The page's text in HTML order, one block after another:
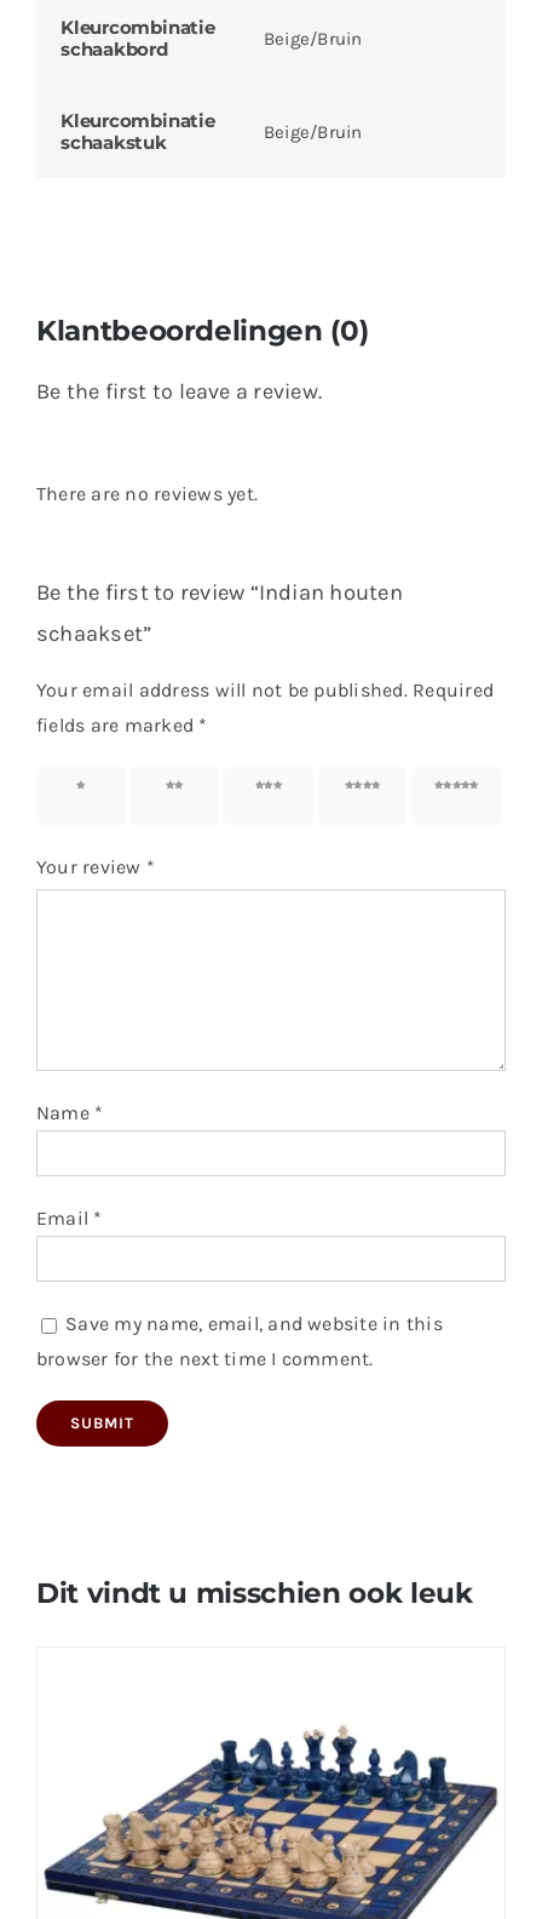
Kleurcombinatie
schaakbord
Beige/Bruin
Kleurcombinatie
schaakstuk
Beige/Bruin
Klantbeoordelingen (0)
Be the first to leave a review.
There are no reviews yet.
Be the first to review “Indian houten
schaakset”
Your email address will not be published. Required
fields are marked *
1 of 5
2 of 5
3 of 5
4 of 5
5 of 5
Your review *
Name *
Email *
Save my name, email, and website in this
browser for the next time I comment.
Dit vindt u misschien ook leuk